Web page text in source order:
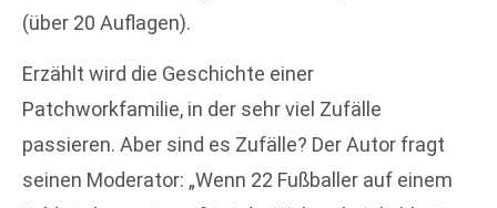
(über 20 Auflagen).
Erzählt wird die Geschichte einer
Patchworkfamilie, in der sehr viel Zufälle
passieren. Aber sind es Zufälle? Der Autor fragt
seinen Moderator: „Wenn 22 Fußballer auf einem